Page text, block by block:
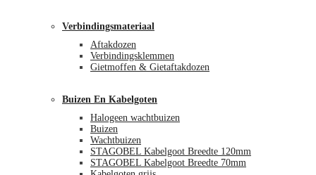
Verbindingsmateriaal
Aftakdozen
Verbindingsklemmen
Gietmoffen & Gietaftakdozen
Buizen En Kabelgoten
Halogeen wachtbuizen
Buizen
Wachtbuizen
STAGOBEL Kabelgoot Breedte 120mm
STAGOBEL Kabelgoot Breedte 70mm